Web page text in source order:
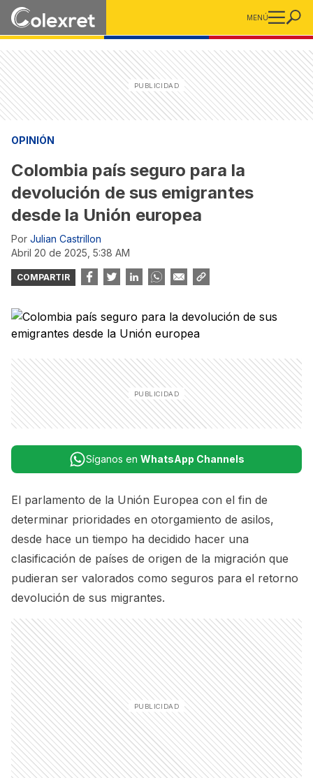
MENÚ
OPINIÓN
Colombia país seguro para la
devolución de sus emigrantes
desde la Unión europea
Por Julian Castrillon
abril 20 de 2025, 5:38 AM
COMPARTIR
Síganos en WhatsApp Channels
El parlamento de la Unión Europea con el fin de
determinar prioridades en otorgamiento de asilos,
desde hace un tiempo ha decidido hacer una
clasificación de países de origen de la migración que
pudieran ser valorados como seguros para el retorno
devolución de sus migrantes.